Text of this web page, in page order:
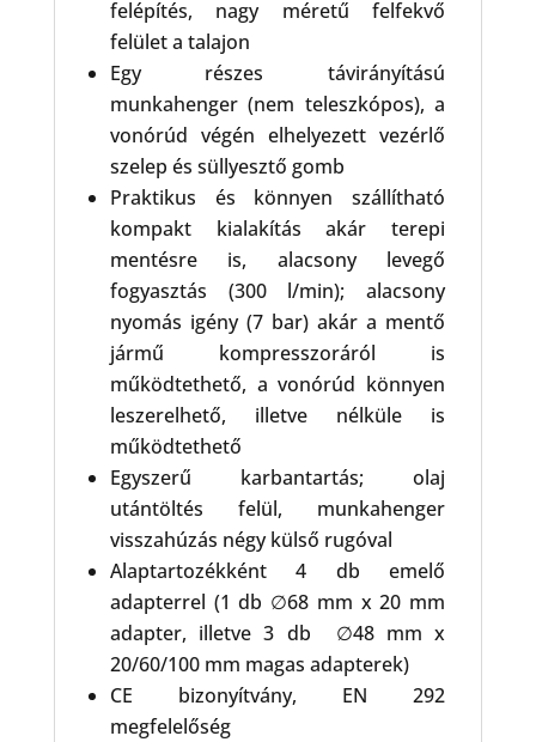
felépítés, nagy méretű felfekvő
felület a talajon
Egy részes távirányítású
munkahenger (nem teleszkópos), a
vonórúd végén elhelyezett vezérlő
szelep és süllyesztő gomb
Praktikus és könnyen szállítható
kompakt kialakítás akár terepi
mentésre is, alacsony levegő
fogyasztás (300 l/min); alacsony
nyomás igény (7 bar) akár a mentő
jármű kompresszoráról is
működtethető, a vonórúd könnyen
leszerelhető, illetve nélküle is
működtethető
Egyszerű karbantartás; olaj
utántöltés felül, munkahenger
visszahúzás négy külső rugóval
Alaptartozékként 4 db emelő
adapterrel (1 db ∅68 mm x 20 mm
adapter, illetve 3 db ∅48 mm x
20/60/100 mm magas adapterek)
CE bizonyítvány, EN 292
megfelelőség